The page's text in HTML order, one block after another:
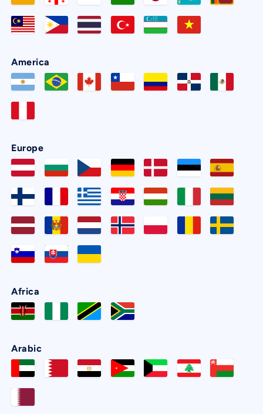
America
Europe
Africa
Arabic